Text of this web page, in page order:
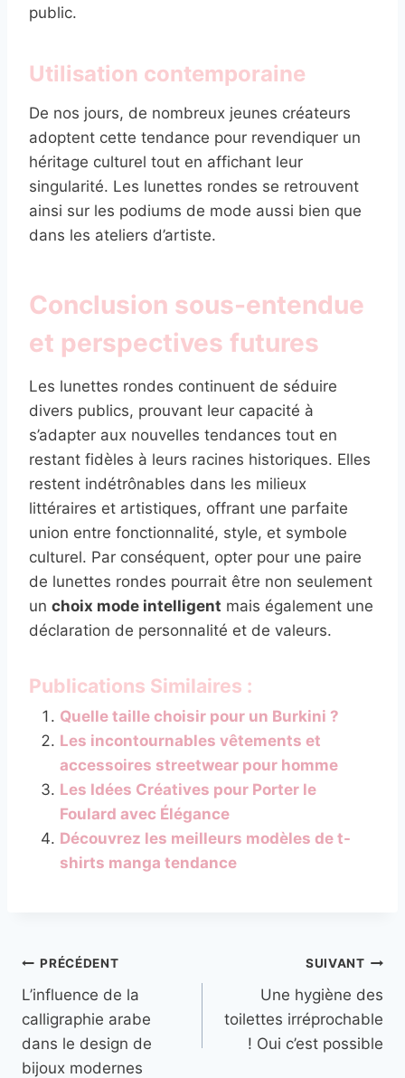
public.
Utilisation contemporaine
De nos jours, de nombreux jeunes créateurs
adoptent cette tendance pour revendiquer un
héritage culturel tout en affichant leur
singularité. Les lunettes rondes se retrouvent
ainsi sur les podiums de mode aussi bien que
dans les ateliers d’artiste.
Conclusion sous-entendue
et perspectives futures
Les lunettes rondes continuent de séduire
divers publics, prouvant leur capacité à
s’adapter aux nouvelles tendances tout en
restant fidèles à leurs racines historiques. Elles
restent indétrônables dans les milieux
littéraires et artistiques, offrant une parfaite
union entre fonctionnalité, style, et symbole
culturel. Par conséquent, opter pour une paire
de lunettes rondes pourrait être non seulement
un choix mode intelligent mais également une
déclaration de personnalité et de valeurs.
Publications Similaires :
Quelle taille choisir pour un Burkini ?
Les incontournables vêtements et
accessoires streetwear pour homme
Les Idées Créatives pour Porter le
Foulard avec Élégance
Découvrez les meilleurs modèles de t-
shirts manga tendance
Navigation
de
l’article
PRÉCÉDENT
L’influence de la
calligraphie arabe
dans le design de
bijoux modernes
SUIVANT
Une hygiène des
toilettes irréprochable
! Oui c’est possible